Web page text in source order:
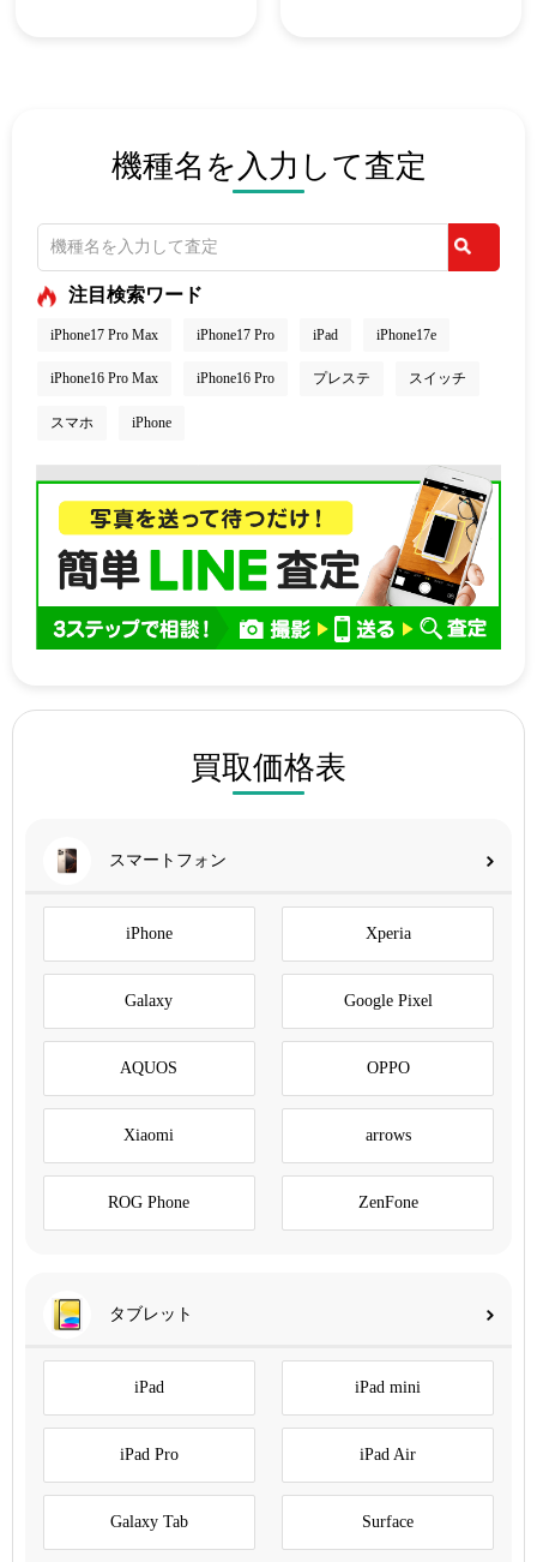
機種名を入力して査定
注目検索ワード
iPhone17 Pro Max iPhone17 Pro iPad iPhone17e
iPhone16 Pro Max iPhone16 Pro プレステ スイッチ
スマホ iPhone
買取価格表
スマートフォン
iPhone Xperia
Galaxy Google Pixel
AQUOS OPPO
Xiaomi arrows
ROG Phone ZenFone
タブレット
iPad iPad mini
iPad Pro iPad Air
Galaxy Tab Surface